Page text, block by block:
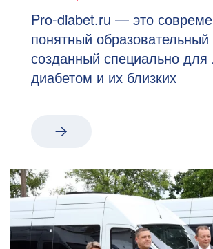
Pro-diabet.ru — это
понятный образовательный
созданный специально
диабетом и их близких